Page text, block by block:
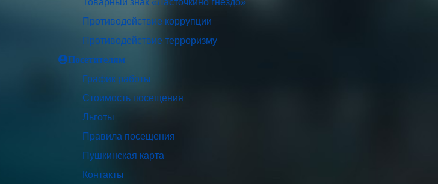
Товарный знак «Ласточкино гнездо»
Противодействие коррупции
Противодействие терроризму
Посетителям
График работы
Стоимость посещения
Льготы
Правила посещения
Пушкинская карта
Контакты